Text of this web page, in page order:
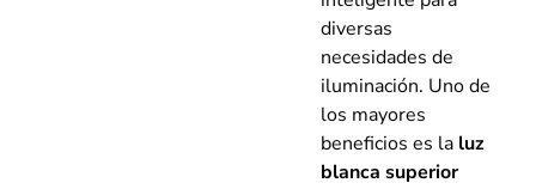
diversas
necesidades de
iluminación. Uno de
los mayores
beneficios es la luz
blanca superior